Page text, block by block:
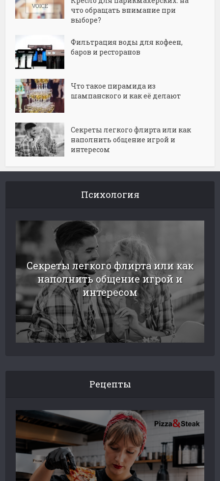
что обращать внимание при
выборе?
Фильтрация воды для кофеен,
баров и ресторанов
Что такое пирамида из
шампанского и как её делают
Секреты легкого флирта или как
наполнить общение игрой и
интересом
Психология
Секреты легкого флирта или как
наполнить общение игрой и
интересом
Рецепты